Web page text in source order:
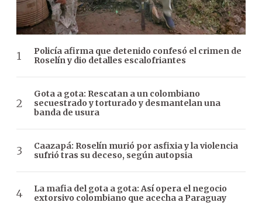
Policía afirma que detenido confesó el crimen de
Roselín y dio detalles escalofriantes
Gota a gota: Rescatan a un colombiano
secuestrado y torturado y desmantelan una
banda de usura
Caazapá: Roselín murió por asfixia y la violencia
sufrió tras su deceso, según autopsia
La mafia del gota a gota: Así opera el negocio
extorsivo colombiano que acecha a Paraguay